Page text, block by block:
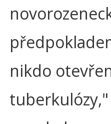
nikdo